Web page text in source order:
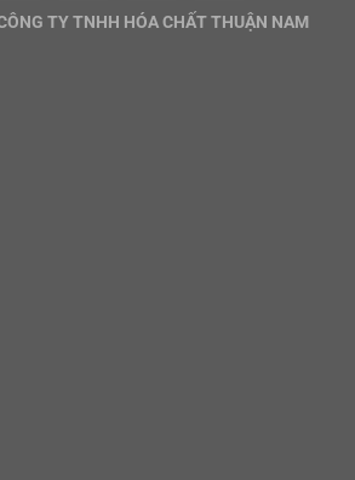
TY TNHH HÓA CHẤT THUẬN NAM